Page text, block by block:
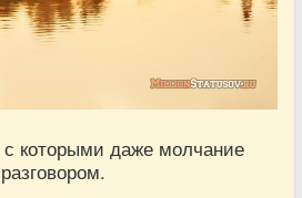
которыми даже молчание